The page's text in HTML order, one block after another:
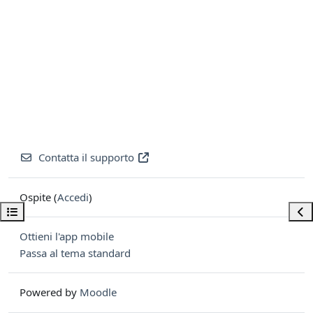
Apri indice del corso
Contatta il supporto
Ospite (Accedi)
Ottieni l'app mobile
Passa al tema standard
Powered by Moodle